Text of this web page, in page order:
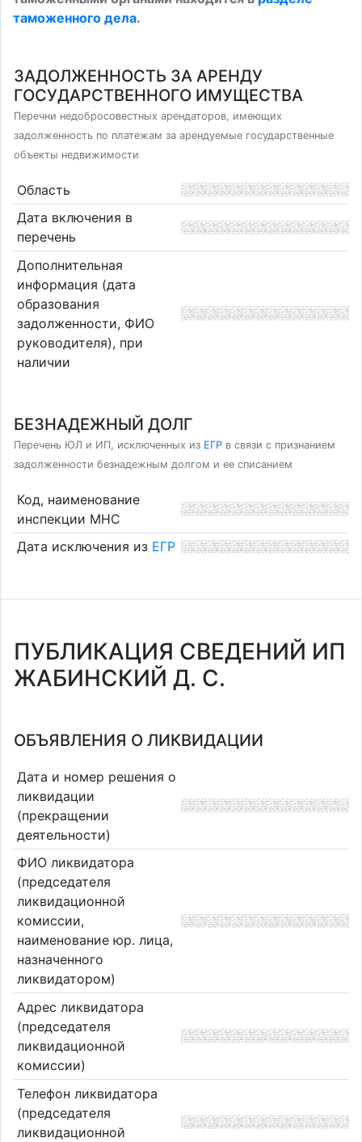
таможенного дела.
ЗАДОЛЖЕННОСТЬ ЗА АРЕНДУ
ГОСУДАРСТВЕННОГО ИМУЩЕСТВА
Перечни недобросовестных арендаторов, имеющих
задолженность по платежам за арендуемые государственные
объекты недвижимости
Область
Дата включения в
перечень
Дополнительная
информация (дата
образования
задолженности, ФИО
руководителя), при
наличии
БЕЗНАДЕЖНЫЙ ДОЛГ
Перечень ЮЛ и ИП, исключенных из ЕГР в связи с признанием
задолженности безнадежным долгом и ее списанием
Код, наименование
инспекции МНС
Дата исключения из ЕГР
ПУБЛИКАЦИЯ СВЕДЕНИЙ ИП
ЖАБИНСКИЙ Д. С.
ОБЪЯВЛЕНИЯ О ЛИКВИДАЦИИ
Дата и номер решения о
ликвидации
(прекращении
деятельности)
ФИО ликвидатора
(председателя
ликвидационной
комиссии,
наименование юр. лица,
назначенного
ликвидатором)
Адрес ликвидатора
(председателя
ликвидационной
комиссии)
Телефон ликвидатора
(председателя
ликвидационной